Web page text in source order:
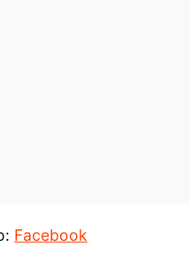
Facebook